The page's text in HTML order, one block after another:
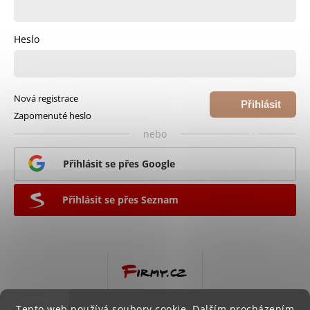
Heslo
Přihlásit
Nová registrace
Zapomenuté heslo
nebo
Přihlásit se přes Google
Přihlásit se přes Seznam